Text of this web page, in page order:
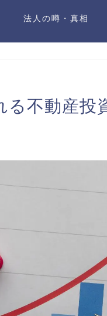
法人の噂・真相
る不動産投